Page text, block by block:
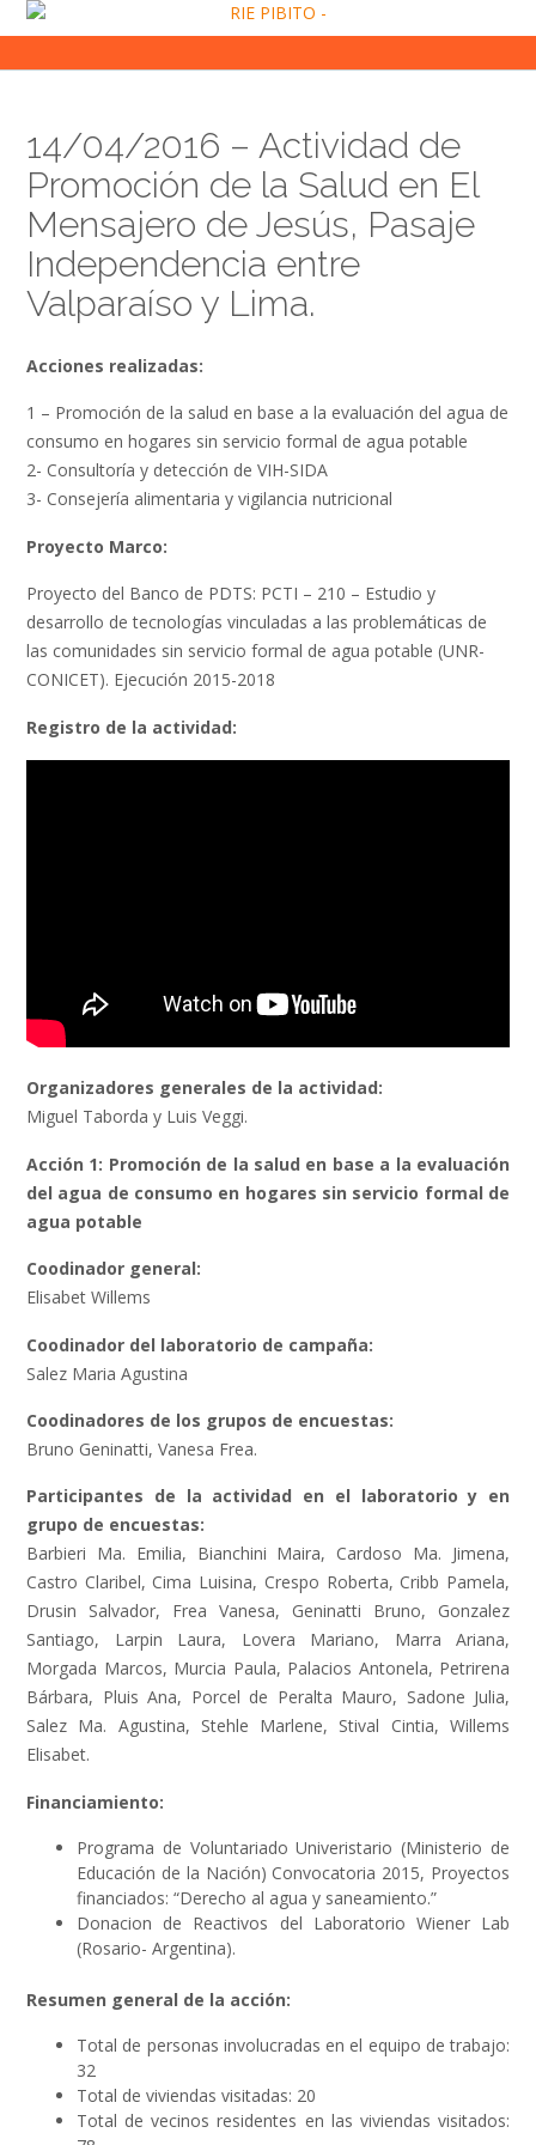
Skip
to
14/04/2016 – Actividad de
Promoción de la Salud en El
Mensajero de Jesús, Pasaje
Independencia entre
Valparaíso y Lima.
Acciones realizadas:
1 – Promoción de la salud en base a la evaluación del agua de
consumo en hogares sin servicio formal de agua potable
2- Consultoría y detección de VIH-SIDA
3- Consejería alimentaria y vigilancia nutricional
Proyecto Marco:
Proyecto del Banco de PDTS: PCTI – 210 – Estudio y
desarrollo de tecnologías vinculadas a las problemáticas de
las comunidades sin servicio formal de agua potable (UNR-
CONICET). Ejecución 2015-2018
Registro de la actividad:
Organizadores generales de la actividad:
Miguel Taborda y Luis Veggi.
Acción 1: Promoción de la salud en base a la evaluación
del agua de consumo en hogares sin servicio formal de
agua potable
Coodinador general:
Elisabet Willems
Coodinador del laboratorio de campaña:
Salez Maria Agustina
Coodinadores de los grupos de encuestas:
Bruno Geninatti, Vanesa Frea.
Participantes de la actividad en el laboratorio y en
grupo de encuestas:
Barbieri Ma. Emilia, Bianchini Maira, Cardoso Ma. Jimena,
Castro Claribel, Cima Luisina, Crespo Roberta, Cribb Pamela,
Drusin Salvador, Frea Vanesa, Geninatti Bruno, Gonzalez
Santiago, Larpin Laura, Lovera Mariano, Marra Ariana,
Morgada Marcos, Murcia Paula, Palacios Antonela, Petrirena
Bárbara, Pluis Ana, Porcel de Peralta Mauro, Sadone Julia,
Salez Ma. Agustina, Stehle Marlene, Stival Cintia, Willems
Elisabet.
Financiamiento:
Programa de Voluntariado Univeristario (Ministerio de
Educación de la Nación) Convocatoria 2015, Proyectos
financiados: “Derecho al agua y saneamiento.”
Donacion de Reactivos del Laboratorio Wiener Lab
(Rosario- Argentina).
Resumen general de la acción:
Total de personas involucradas en el equipo de trabajo:
32
Total de viviendas visitadas: 20
Total de vecinos residentes en las viviendas visitados: